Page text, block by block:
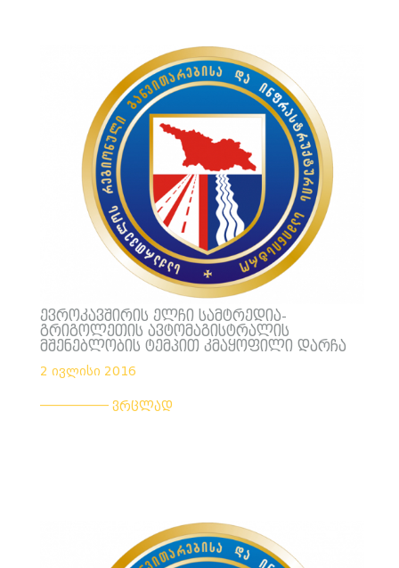
ევროკავშირის ელჩი სამტრედია-
გრიგოლეთის ავტომაგისტრალის
მშენებლობის ტემპით კმაყოფილი დარჩა
2 ივლისი 2016
ვრცლად